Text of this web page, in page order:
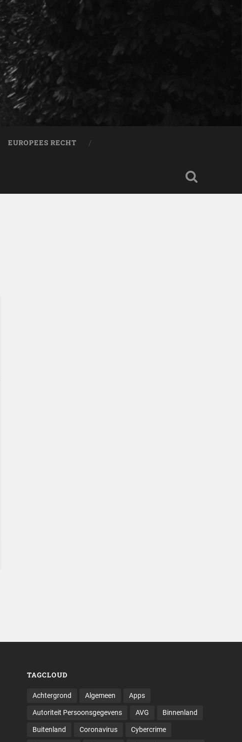
EUROPEES RECHT
TAGCLOUD
Achtergrond Algemeen Apps
Autoriteit Persoonsgegevens AVG Binnenland
Buitenland Coronavirus Cybercrime